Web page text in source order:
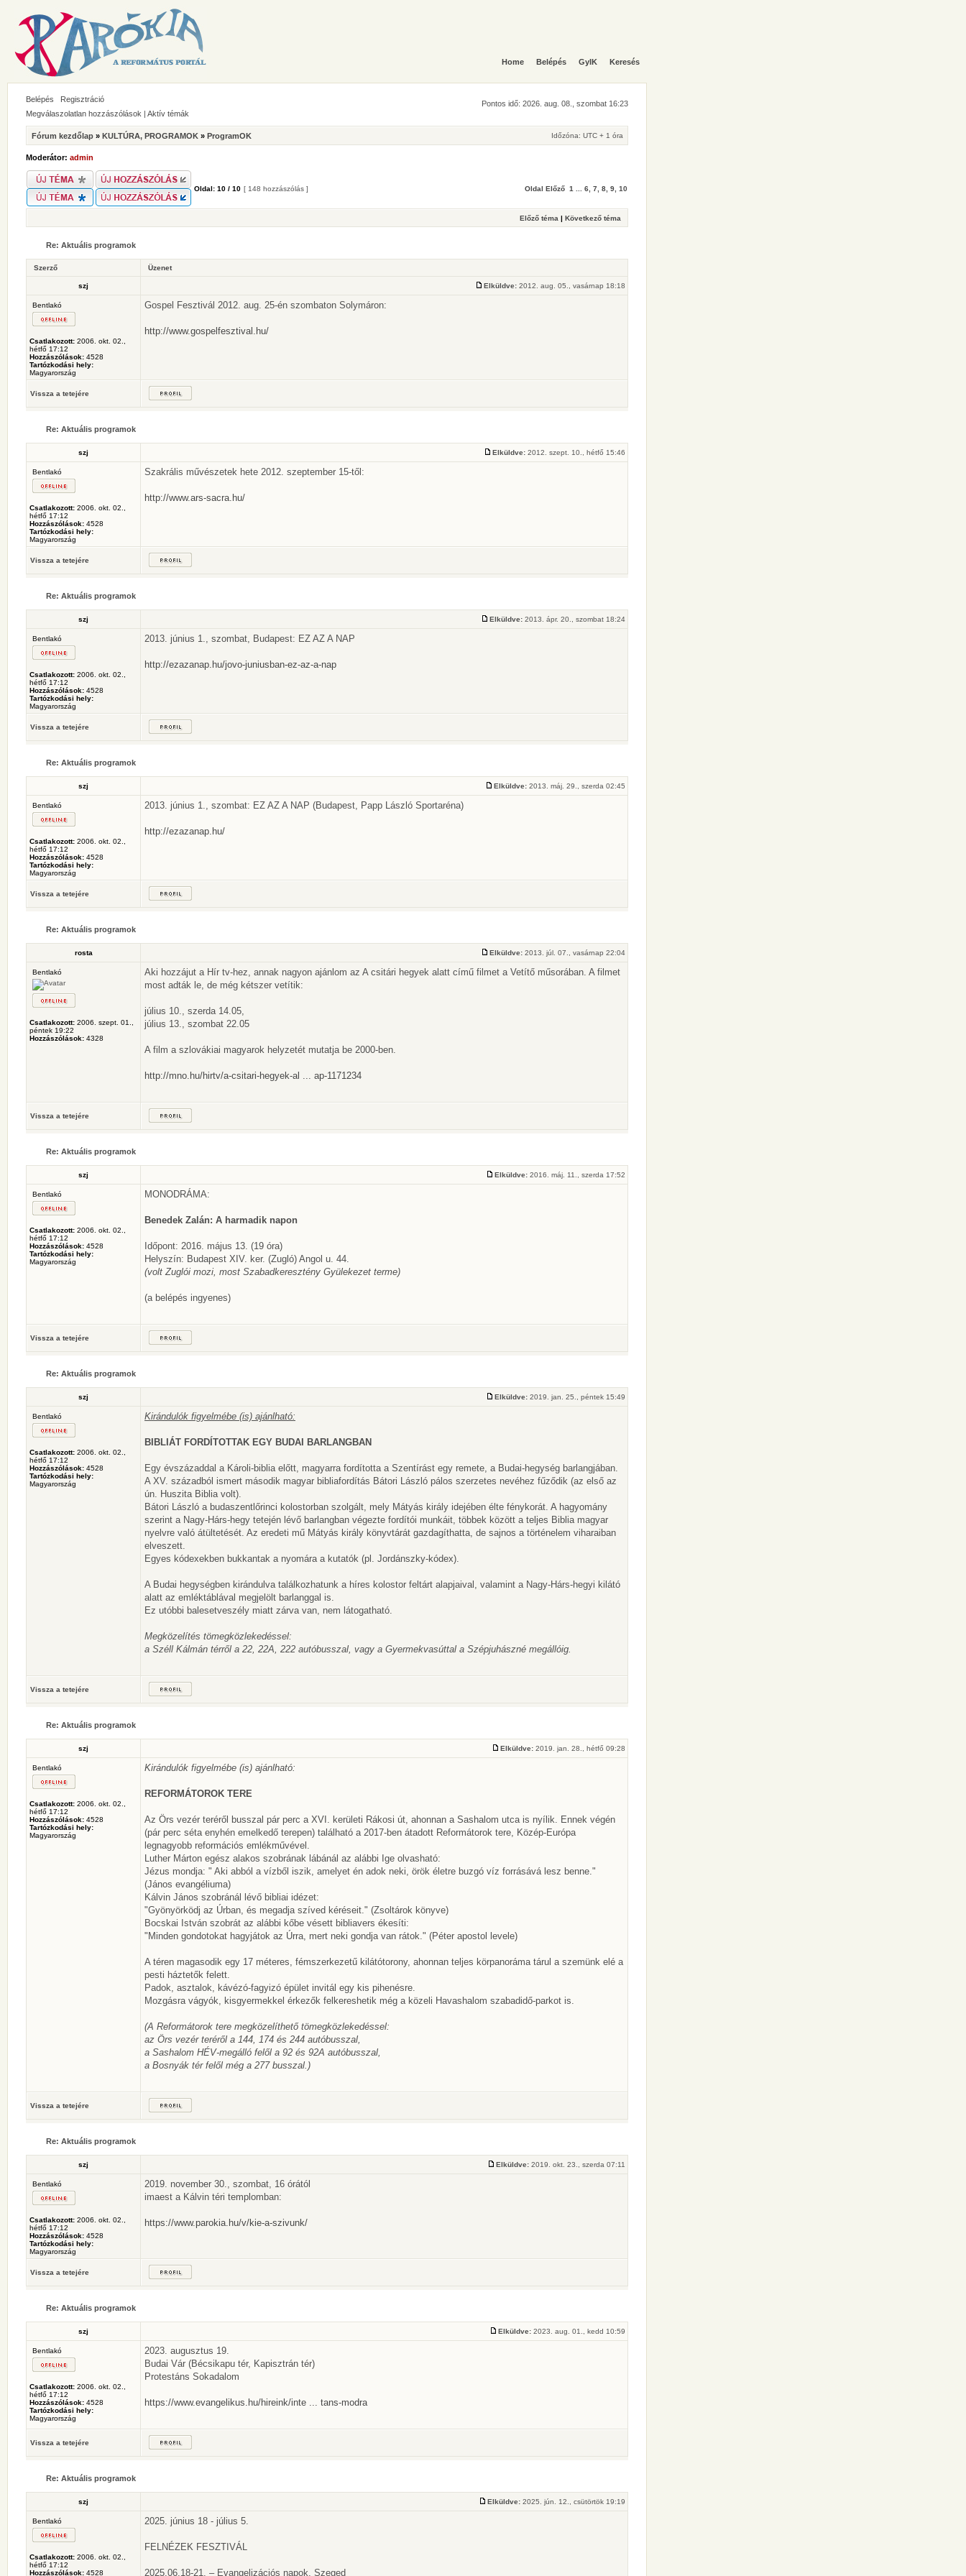
Home Belépés GyIK Keresés
Belépés Regisztráció
Pontos idő: 2026. aug. 08., szombat 16:23
Megválaszolatlan hozzászólások | Aktív témák
Fórum kezdőlap » KULTÚRA, PROGRAMOK » ProgramOK Időzóna: UTC + 1 óra
Moderátor: admin
Oldal: 10 / 10 [ 148 hozzászólás ] Oldal Előző 1 6 7 8 9 10
Előző téma | Következő téma
Re: Aktuális programok
Szerző Üzenet
szj Elküldve: 2012. aug. 05., vasárnap 18:18
Bentlakó
Csatlakozott: 2006. okt. 02.,
hétfő 17:12
Hozzászólások: 4528
Tartózkodási hely:
Magyarország
Gospel Fesztivál 2012. aug. 25-én szombaton Solymáron:
http://www.gospelfesztival.hu/
Vissza a tetejére
Re: Aktuális programok
szj Elküldve: 2012. szept. 10., hétfő 15:46
Bentlakó
Csatlakozott: 2006. okt. 02.,
hétfő 17:12
Hozzászólások: 4528
Tartózkodási hely:
Magyarország
Szakrális művészetek hete 2012. szeptember 15-től:
http://www.ars-sacra.hu/
Vissza a tetejére
Re: Aktuális programok
szj Elküldve: 2013. ápr. 20., szombat 18:24
Bentlakó
Csatlakozott: 2006. okt. 02.,
hétfő 17:12
Hozzászólások: 4528
Tartózkodási hely:
Magyarország
2013. június 1., szombat, Budapest: EZ AZ A NAP
http://ezazanap.hu/jovo-juniusban-ez-az-a-nap
Vissza a tetejére
Re: Aktuális programok
szj Elküldve: 2013. máj. 29., szerda 02:45
Bentlakó
Csatlakozott: 2006. okt. 02.,
hétfő 17:12
Hozzászólások: 4528
Tartózkodási hely:
Magyarország
2013. június 1., szombat: EZ AZ A NAP (Budapest, Papp László Sportaréna)
http://ezazanap.hu/
Vissza a tetejére
Re: Aktuális programok
rosta Elküldve: 2013. júl. 07., vasárnap 22:04
Bentlakó
Csatlakozott: 2006. szept. 01.,
péntek 19:22
Hozzászólások: 4328
Aki hozzájut a Hír tv-hez, annak nagyon ajánlom az A csitári hegyek alatt című filmet a Vetítő műsorában. A filmet
most adták le, de még kétszer vetítik:
július 10., szerda 14.05,
július 13., szombat 22.05
A film a szlovákiai magyarok helyzetét mutatja be 2000-ben.
http://mno.hu/hirtv/a-csitari-hegyek-al ... ap-1171234
Vissza a tetejére
Re: Aktuális programok
szj Elküldve: 2016. máj. 11., szerda 17:52
Bentlakó
Csatlakozott: 2006. okt. 02.,
hétfő 17:12
Hozzászólások: 4528
Tartózkodási hely:
Magyarország
MONODRÁMA:
Benedek Zalán: A harmadik napon
Időpont: 2016. május 13. (19 óra)
Helyszín: Budapest XIV. ker. (Zugló) Angol u. 44.
(volt Zuglói mozi, most Szabadkeresztény Gyülekezet terme)
(a belépés ingyenes)
Vissza a tetejére
Re: Aktuális programok
szj Elküldve: 2019. jan. 25., péntek 15:49
Bentlakó
Csatlakozott: 2006. okt. 02.,
hétfő 17:12
Hozzászólások: 4528
Tartózkodási hely:
Magyarország
Kirándulók figyelmébe (is) ajánlható:
BIBLIÁT FORDÍTOTTAK EGY BUDAI BARLANGBAN
Egy évszázaddal a Károli-biblia előtt, magyarra fordította a Szentírást egy remete, a Budai-hegység barlangjában.
A XV. századból ismert második magyar bibliafordítás Bátori László pálos szerzetes nevéhez fűződik (az első az
ún. Huszita Biblia volt).
Bátori László a budaszentlőrinci kolostorban szolgált, mely Mátyás király idejében élte fénykorát. A hagyomány
szerint a Nagy-Hárs-hegy tetején lévő barlangban végezte fordítói munkáit, többek között a teljes Biblia magyar
nyelvre való átültetését. Az eredeti mű Mátyás király könyvtárát gazdagíthatta, de sajnos a történelem viharaiban
elveszett.
Egyes kódexekben bukkantak a nyomára a kutatók (pl. Jordánszky-kódex).
A Budai hegységben kirándulva találkozhatunk a híres kolostor feltárt alapjaival, valamint a Nagy-Hárs-hegyi kilátó
alatt az emléktáblával megjelölt barlanggal is.
Ez utóbbi balesetveszély miatt zárva van, nem látogatható.
Megközelítés tömegközlekedéssel:
a Széll Kálmán térről a 22, 22A, 222 autóbusszal, vagy a Gyermekvasúttal a Szépjuhászné megállóig.
Vissza a tetejére
Re: Aktuális programok
szj Elküldve: 2019. jan. 28., hétfő 09:28
Bentlakó
Csatlakozott: 2006. okt. 02.,
hétfő 17:12
Hozzászólások: 4528
Tartózkodási hely:
Magyarország
Kirándulók figyelmébe (is) ajánlható:
REFORMÁTOROK TERE
Az Örs vezér teréről busszal pár perc a XVI. kerületi Rákosi út, ahonnan a Sashalom utca is nyílik. Ennek végén
(pár perc séta enyhén emelkedő terepen) található a 2017-ben átadott Reformátorok tere, Közép-Európa
legnagyobb reformációs emlékművével.
Luther Márton egész alakos szobrának lábánál az alábbi Ige olvasható:
Jézus mondja: " Aki abból a vízből iszik, amelyet én adok neki, örök életre buzgó víz forrásává lesz benne."
(János evangéliuma)
Kálvin János szobránál lévő bibliai idézet:
"Gyönyörködj az Úrban, és megadja szíved kéréseit." (Zsoltárok könyve)
Bocskai István szobrát az alábbi kőbe vésett bibliavers ékesíti:
"Minden gondotokat hagyjátok az Úrra, mert neki gondja van rátok." (Péter apostol levele)
A téren magasodik egy 17 méteres, fémszerkezetű kilátótorony, ahonnan teljes körpanoráma tárul a szemünk elé a
pesti háztetők felett.
Padok, asztalok, kávézó-fagyizó épület invitál egy kis pihenésre.
Mozgásra vágyók, kisgyermekkel érkezők felkereshetik még a közeli Havashalom szabadidő-parkot is.
(A Reformátorok tere megközelíthető tömegközlekedéssel:
az Örs vezér teréről a 144, 174 és 244 autóbusszal,
a Sashalom HÉV-megálló felől a 92 és 92A autóbusszal,
a Bosnyák tér felől még a 277 busszal.)
Vissza a tetejére
Re: Aktuális programok
szj Elküldve: 2019. okt. 23., szerda 07:11
Bentlakó
Csatlakozott: 2006. okt. 02.,
hétfő 17:12
Hozzászólások: 4528
Tartózkodási hely:
Magyarország
2019. november 30., szombat, 16 órától
imaest a Kálvin téri templomban:
https://www.parokia.hu/v/kie-a-szivunk/
Vissza a tetejére
Re: Aktuális programok
szj Elküldve: 2023. aug. 01., kedd 10:59
Bentlakó
Csatlakozott: 2006. okt. 02.,
hétfő 17:12
Hozzászólások: 4528
Tartózkodási hely:
Magyarország
2023. augusztus 19.
Budai Vár (Bécsikapu tér, Kapisztrán tér)
Protestáns Sokadalom
https://www.evangelikus.hu/hireink/inte ... tans-modra
Vissza a tetejére
Re: Aktuális programok
szj Elküldve: 2025. jún. 12., csütörtök 19:19
Bentlakó
Csatlakozott: 2006. okt. 02.,
hétfő 17:12
Hozzászólások: 4528
2025. június 18 - július 5.
FELNÉZEK FESZTIVÁL
2025.06.18-21. – Evangelizációs napok, Szeged